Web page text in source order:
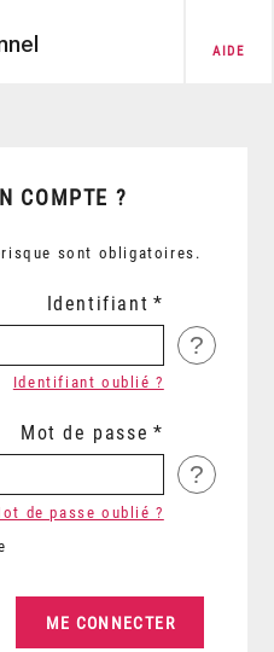
AIDE
COMPTE ?
sont obligatoires.
Identifiant
?
Identifiant oublié ?
Mot de passe
?
de passe oublié ?